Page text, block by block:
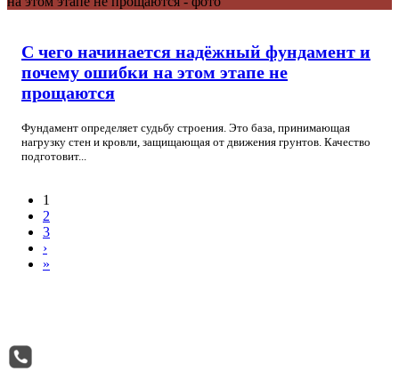
С чего начинается надёжный фундамент и
почему ошибки на этом этапе не
прощаются
Фундамент определяет судьбу строения. Это база, принимающая
нагрузку стен и кровли, защищающая от движения грунтов. Качество
подготовит...
1
2
3
›
»